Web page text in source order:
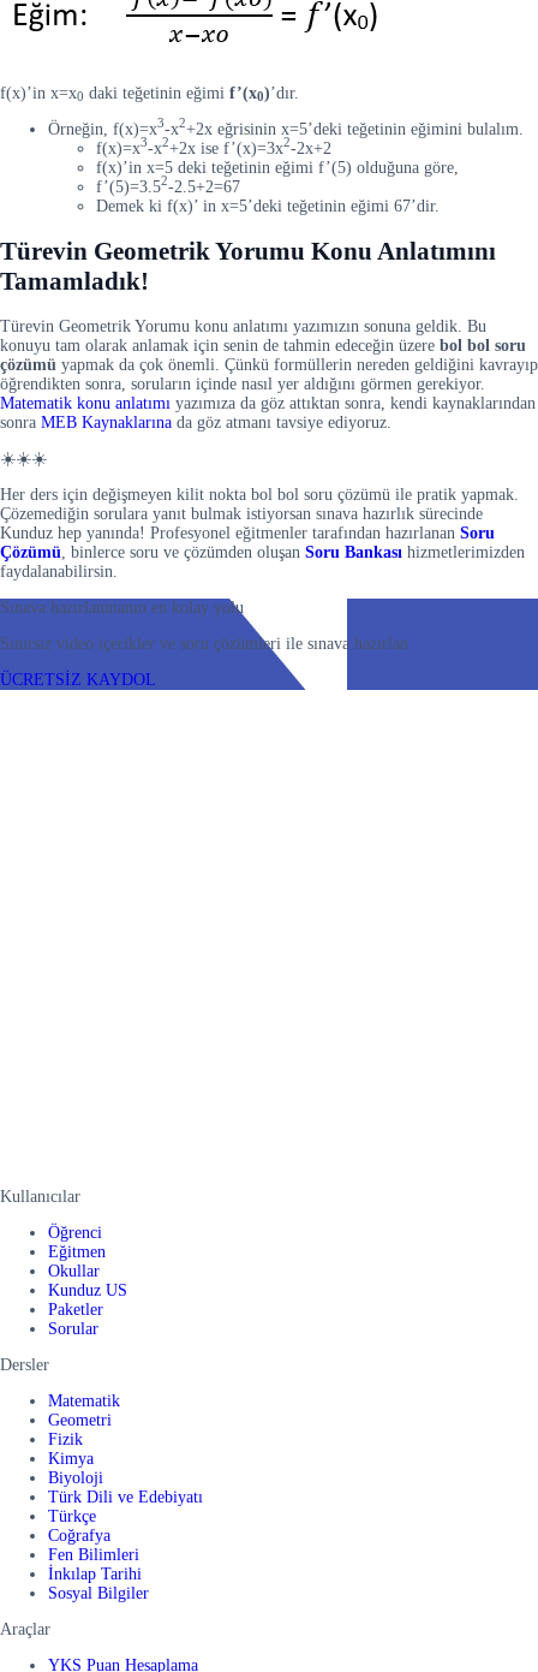
f(x)’in x=x0 daki teğetinin eğimi f’(x0)’dır.
Örneğin, f(x)=x3-x2+2x eğrisinin x=5’deki teğetinin eğimini bulalım.
f(x)=x3-x2+2x ise f’(x)=3x2-2x+2
f(x)’in x=5 deki teğetinin eğimi f’(5) olduğuna göre,
f’(5)=3.52-2.5+2=67
Demek ki f(x)’ in x=5’deki teğetinin eğimi 67’dir.
Türevin Geometrik Yorumu Konu Anlatımını
Tamamladık!
Türevin Geometrik Yorumu konu anlatımı yazımızın sonuna geldik. Bu
konuyu tam olarak anlamak için senin de tahmin edeceğin üzere bol bol soru
çözümü yapmak da çok önemli. Çünkü formüllerin nereden geldiğini kavrayıp
öğrendikten sonra, soruların içinde nasıl yer aldığını görmen gerekiyor.
Matematik konu anlatımı yazımıza da göz attıktan sonra, kendi kaynaklarından
sonra MEB Kaynaklarına da göz atmanı tavsiye ediyoruz.
☀️☀️☀️
Her ders için değişmeyen kilit nokta bol bol soru çözümü ile pratik yapmak.
Çözemediğin sorulara yanıt bulmak istiyorsan sınava hazırlık sürecinde
Kunduz hep yanında! Profesyonel eğitmenler tarafından hazırlanan Soru
Çözümü, binlerce soru ve çözümden oluşan Soru Bankası hizmetlerimizden
faydalanabilirsin.
Sınava hazırlanmanın en kolay yolu
Sınırsız video içerikler ve soru çözümleri ile sınava hazırlan
ÜCRETSİZ KAYDOL
Kullanıcılar
Öğrenci
Eğitmen
Okullar
Kunduz US
Paketler
Sorular
Dersler
Matematik
Geometri
Fizik
Kimya
Biyoloji
Türk Dili ve Edebiyatı
Türkçe
Coğrafya
Fen Bilimleri
İnkılap Tarihi
Sosyal Bilgiler
Araçlar
YKS Puan Hesaplama